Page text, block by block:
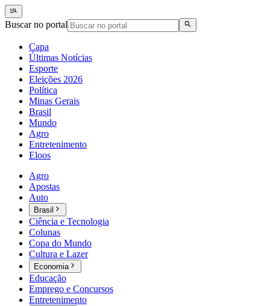
Buscar no portal
Capa
Últimas Notícias
Esporte
Eleições 2026
Política
Minas Gerais
Brasil
Mundo
Agro
Entretenimento
Eloos
Agro
Apostas
Auto
Brasil
Ciência e Tecnologia
Colunas
Copa do Mundo
Cultura e Lazer
Economia
Educação
Emprego e Concursos
Entretenimento